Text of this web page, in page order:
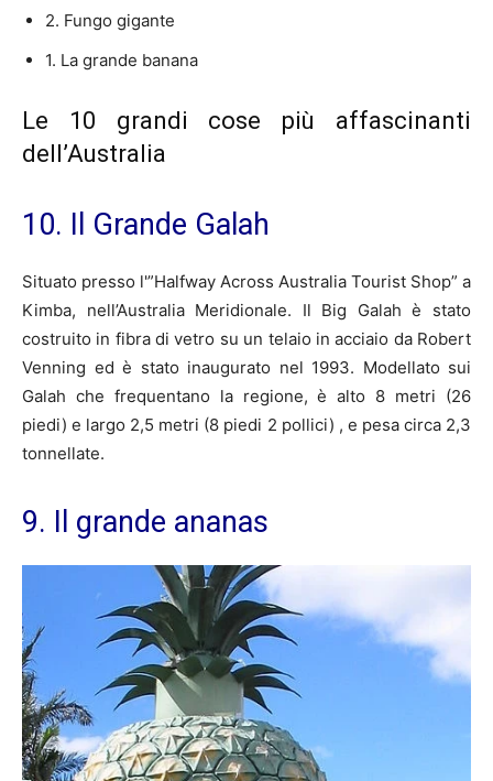
2. Fungo gigante
1. La grande banana
Le 10 grandi cose più affascinanti
dell’Australia
10. Il Grande Galah
Situato presso l'”Halfway Across Australia Tourist Shop” a
Kimba, nell’Australia Meridionale. Il Big Galah è stato
costruito in fibra di vetro su un telaio in acciaio da Robert
Venning ed è stato inaugurato nel 1993. Modellato sui
Galah che frequentano la regione, è alto 8 metri (26
piedi) e largo 2,5 metri (8 piedi 2 pollici) , e pesa circa 2,3
tonnellate.
9. Il grande ananas